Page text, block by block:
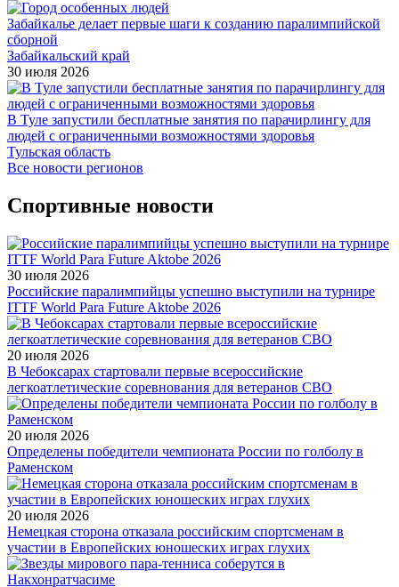
Забайкалье делает первые шаги к созданию паралимпийской
сборной
Забайкальский край
30 июля 2026
В Туле запустили бесплатные занятия по парачирлингу для
людей с ограниченными возможностями здоровья
Тульская область
Все новости регионов
Спортивные новости
30 июля 2026
Российские паралимпийцы успешно выступили на турнире
ITTF World Para Future Aktobe 2026
20 июля 2026
В Чебоксарах стартовали первые всероссийские
легкоатлетические соревнования для ветеранов СВО
20 июля 2026
Определены победители чемпионата России по голболу в
Раменском
20 июля 2026
Немецкая сторона отказала российским спортсменам в
участии в Европейских юношеских играх глухих